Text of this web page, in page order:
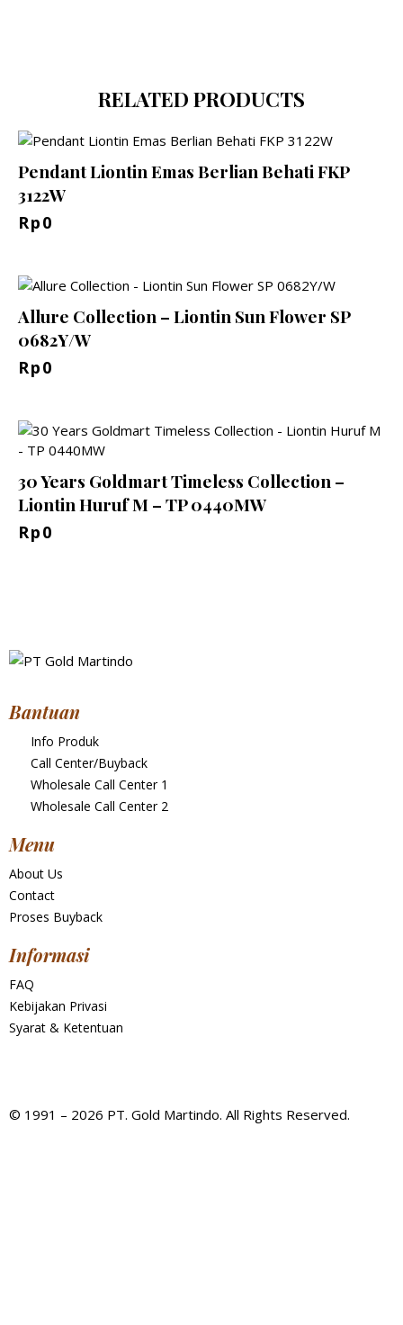
RELATED PRODUCTS
Pendant Liontin Emas Berlian Behati FKP
3122W
Rp0
Allure Collection – Liontin Sun Flower SP
0682Y/W
Rp0
30 Years Goldmart Timeless Collection –
Liontin Huruf M – TP 0440MW
Rp0
Bantuan
Info Produk
Call Center/Buyback
Wholesale Call Center 1
Wholesale Call Center 2
Menu
About Us
Contact
Proses Buyback
Informasi
FAQ
Kebijakan Privasi
Syarat & Ketentuan
© 1991 – 2026 PT. Gold Martindo. All Rights Reserved.